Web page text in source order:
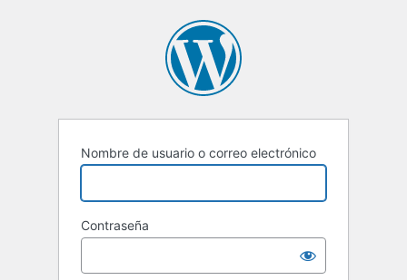
Nombre de usuario o correo electrónico
Contraseña